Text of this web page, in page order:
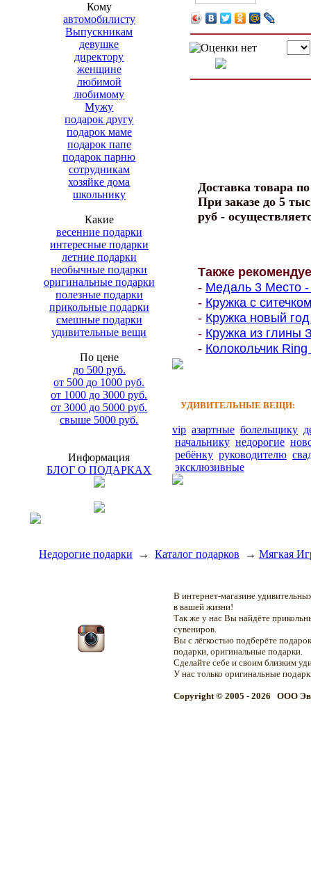
Кому
автомобилисту
Выпускникам
девушке
директору
женщине
любимой
любимому
Мужу
подарок другу
подарок маме
подарок папе
подарок парню
сотрудникам
хозяйке дома
школьнику
Какие
весенние подарки
интересные подарки
летние подарки
необычные подарки
оригинальные подарки
полезные подарки
прикольные подарки
смешные подарки
удивительные вещи
По цене
до 500 руб.
от 500 до 1000 руб.
от 1000 до 3000 руб.
от 3000 до 5000 руб.
свыше 5000 руб.
Информация
БЛОГ О ПОДАРКАХ
Доставка товара
При заказе до 5
руб -
Также
- Медаль 3 Место -
- Кружка с
- Кружка новый
- Кружка из глины
- Колокольчик
УДИВИТЕЛЬНЫЕ ВЕЩИ:
vip азартные болельщику
начальнику недорогие
ребёнку руководителю
эксклюзивные
Недорогие подарки → Каталог подарков → Мягкая
В интернет-магазине
в вашей жизни!
Так же у нас Вы найдёте
сувениров.
Вы с лёгкостью подберёте
подарки, оригинальные подарки.
Сделайте себе и своим близким
У нас только оригинальные
Copyright © 2005 - 2026 OOO